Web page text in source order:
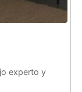
experto y